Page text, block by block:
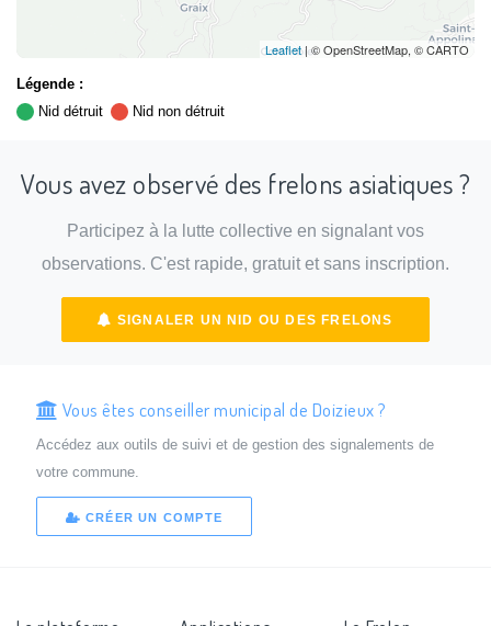
Leaflet| © OpenStreetMap, © CARTO
Légende :
Nid détruit
Nid non détruit
Vous avez observé des frelons asiatiques ?
Participez à la lutte collective en signalant vos
observations. C'est rapide, gratuit et sans inscription.
SIGNALER UN NID OU DES FRELONS
Vous êtes conseiller municipal de Doizieux ?
Accédez aux outils de suivi et de gestion des signalements de
votre commune.
CRÉER UN COMPTE